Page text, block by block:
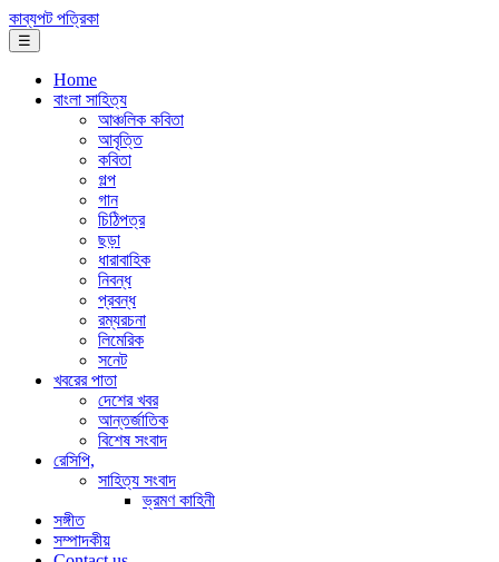
কাব্যপট পত্রিকা
☰
Home
বাংলা সাহিত্য
আঞ্চলিক কবিতা
আবৃত্তি
কবিতা
গল্প
গান
চিঠিপত্র
ছড়া
ধারাবাহিক
নিবন্ধ
প্রবন্ধ
রম্যরচনা
লিমেরিক
সনেট
খবরের পাতা
দেশের খবর
আন্তর্জাতিক
বিশেষ সংবাদ
রেসিপি,
সাহিত্য সংবাদ
ভ্রমণ কাহিনী
সঙ্গীত
সম্পাদকীয়